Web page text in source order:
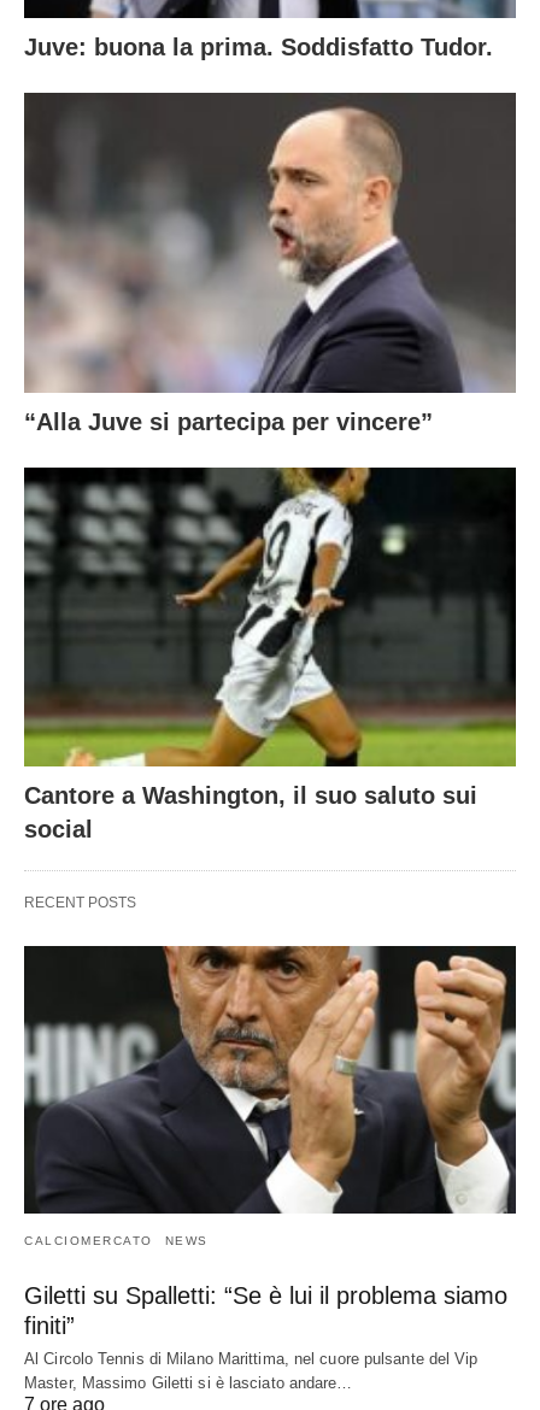
Juve: buona la prima. Soddisfatto Tudor.
“Alla Juve si partecipa per vincere”
Cantore a Washington, il suo saluto sui
social
RECENT POSTS
CALCIOMERCATO NEWS
Giletti su Spalletti: “Se è lui il problema siamo
finiti”
Al Circolo Tennis di Milano Marittima, nel cuore pulsante del Vip
Master, Massimo Giletti si è lasciato andare…
7 ore ago